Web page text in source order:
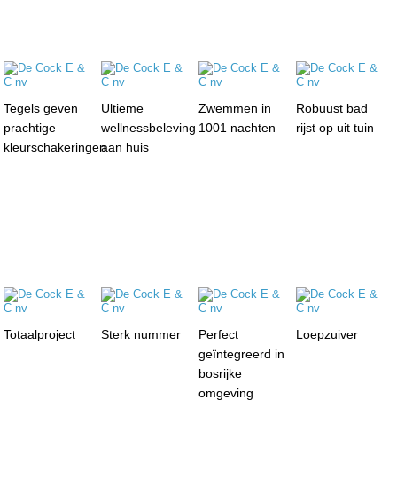
Tegels geven
prachtige
kleurschakeringen
Ultieme
wellnessbeleving
aan huis
Zwemmen in
1001 nachten
Robuust bad
rijst op uit tuin
Totaalproject Sterk nummer
Perfect
geïntegreerd in
bosrijke
omgeving
Loepzuiver